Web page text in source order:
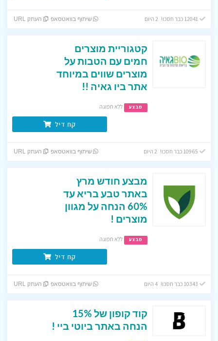
שיתוף בוואטסאפ העתק URL
קטגוריית מוצרים
חמים עם הטבות על
מוצרים שווים במיוחד
אתר ביו גאיה !!
מבצע ללא תפוגה
קח דיל
שיתוף בוואטסאפ העתק URL
מבצע חודש מרץ
באתר טבע בריא עד
60% הנחה על מגוון
מוצרים !
מבצע ללא תפוגה
קח דיל
שיתוף בוואטסאפ העתק URL
קוד קופון של 15%
הנחה באתר ביוטי ביי !